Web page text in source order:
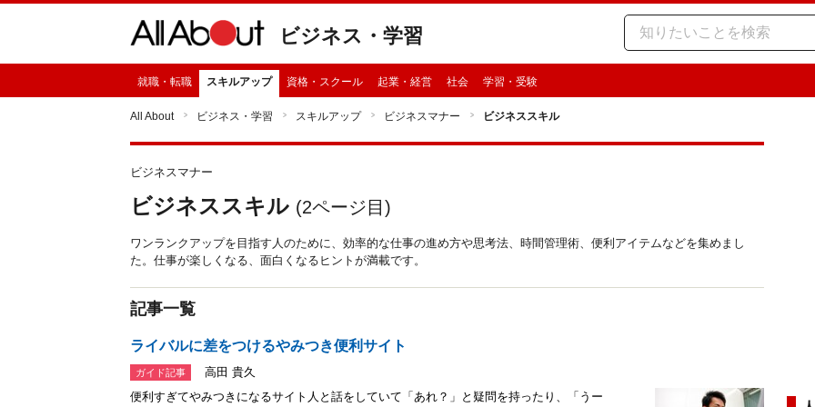
ビジネス・学習
就職・転職 スキルアップ 資格・スクール 起業・経営 社会 学習・受験
All About ビジネス・学習 スキルアップ ビジネスマナー ビジネススキル
ビジネスマナー
ビジネススキル (2ページ目)
ワンランクアップを目指す人のために、効率的な仕事の進め方や思考法、時間管理術、便利アイテムなどを集めまし
た。仕事が楽しくなる、面白くなるヒントが満載です。
記事一覧
ライバルに差をつけるやみつき便利サイト
ガイド記事
高田 貴久
便利すぎてやみつきになるサイト人と話をしていて「あれ？」と疑問を持ったり、「うー